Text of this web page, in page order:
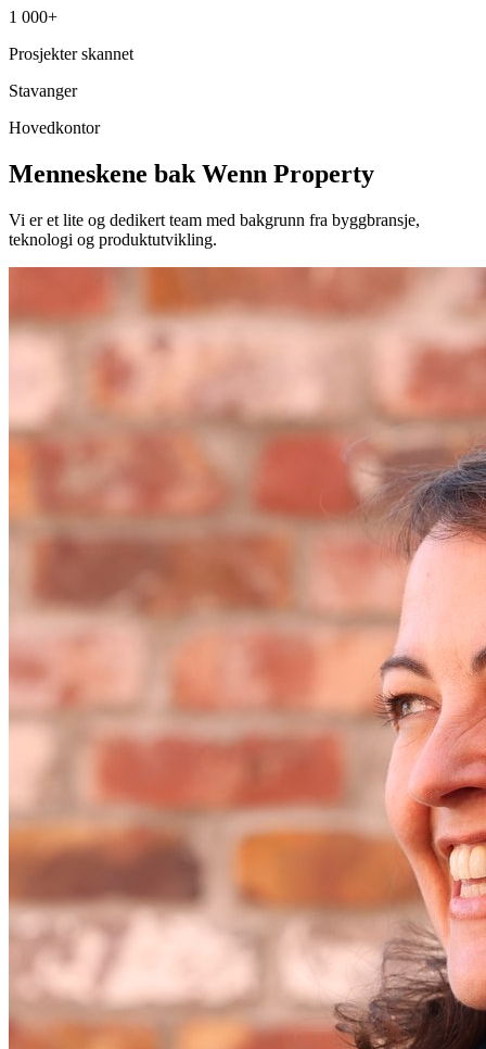
1 000+
Prosjekter skannet
Stavanger
Hovedkontor
Menneskene bak Wenn Property
Vi er et lite og dedikert team med bakgrunn fra byggbransje,
teknologi og produktutvikling.